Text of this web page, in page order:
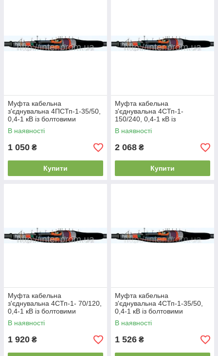
Муфта кабельна
з'єднувальна 4ПСТп-1-35/50,
0,4-1 кВ із болтовими
з'єднувачами
В наявності
1 050 ₴
Купити
Муфта кабельна
з'єднувальна 4СТп-1-
150/240, 0,4-1 кВ із
болтовими з'єднувачами
В наявності
2 068 ₴
Купити
Муфта кабельна
з'єднувальна 4СТп-1- 70/120,
0,4-1 кВ із болтовими
з'єднувачами
В наявності
1 920 ₴
Муфта кабельна
з'єднувальна 4СТп-1-35/50,
0,4-1 кВ із болтовими
з'єднувачами
В наявності
1 526 ₴